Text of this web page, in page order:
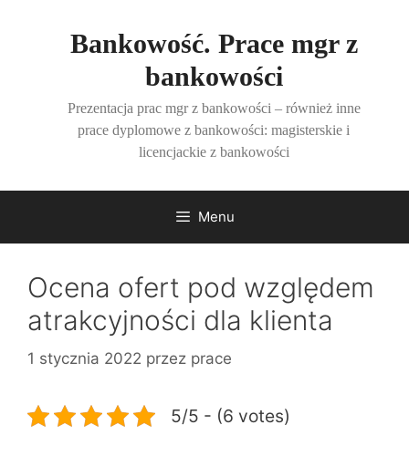
Bankowość. Prace mgr z
bankowości
Prezentacja prac mgr z bankowości – również inne
prace dyplomowe z bankowości: magisterskie i
licencjackie z bankowości
Menu
Ocena ofert pod względem
atrakcyjności dla klienta
1 stycznia 2022 przez prace
5/5 - (6 votes)